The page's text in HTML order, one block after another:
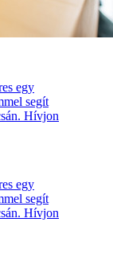
egy
segít
Hívjon
egy
segít
Hívjon